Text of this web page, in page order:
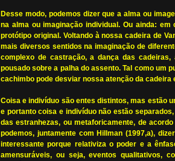
Desse modo, podemos dizer que a alma ou
na alma ou imaginação individual. Ou ainda:
protótipo original. Voltando à nossa cadeira de
mais diversos sentidos na imaginação de
complexo de castração, a dança das
pousado sobre a palha do assento. Tal como um
cachimbo pode desviar nossa atenção da
Coisa e indivíduo são entes distintos, mas estão
e portanto coisa e indivíduo não estão
das estranhezas, ou metaforicamente, de
podemos, juntamente com Hillman (1997,a),
interessante porque relativiza o poder e a
amensuráveis, ou seja, eventos qualitativos,